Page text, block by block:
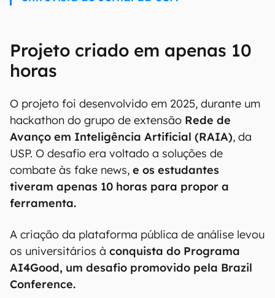
Projeto criado em apenas 10
horas
O projeto foi desenvolvido em 2025, durante um
hackathon do grupo de extensão Rede de
Avanço em Inteligência Artificial (RAIA), da
USP. O desafio era voltado a soluções de
combate às fake news, e os estudantes
tiveram apenas 10 horas para propor a
ferramenta.
A criação da plataforma pública de análise levou
os universitários à conquista do Programa
AI4Good, um desafio promovido pela Brazil
Conference.